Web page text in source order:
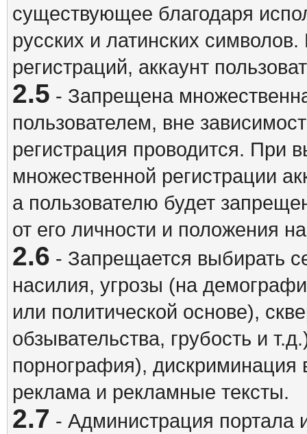
существующее благодаря
русских и латинских
регистраций, аккаунт
2.5 - Запрещена
пользователем, вне
регистрация проводится. При
множественной регистрации
а пользователю будет
от его личности и положения
2.6 - Запрещается выбирать
насилия, угрозы (на
или политической основе),
обзывательства, грубость и
порнография),
реклама и рекламные тексты.
2.7 - Администрация портала